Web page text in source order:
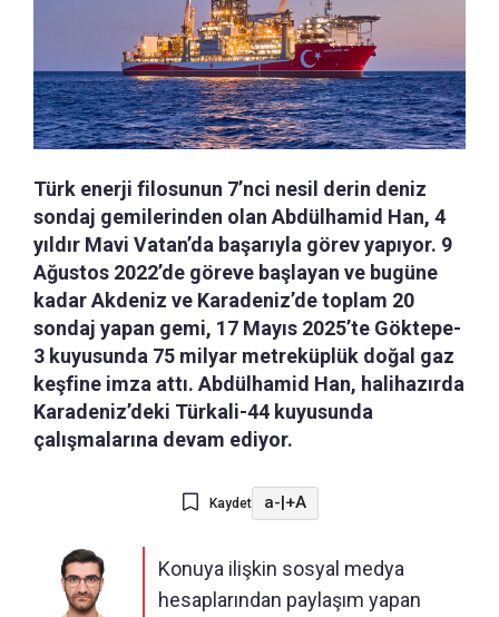
Türk enerji filosunun 7’nci nesil derin deniz
sondaj gemilerinden olan Abdülhamid Han, 4
yıldır Mavi Vatan’da başarıyla görev yapıyor. 9
Ağustos 2022’de göreve başlayan ve bugüne
kadar Akdeniz ve Karadeniz’de toplam 20
sondaj yapan gemi, 17 Mayıs 2025’te Göktepe-
3 kuyusunda 75 milyar metreküplük doğal gaz
keşfine imza attı. Abdülhamid Han, halihazırda
Karadeniz’deki Türkali-44 kuyusunda
çalışmalarına devam ediyor.
Kaydet a-|+A
Konuya ilişkin sosyal medya
hesaplarından paylaşım yapan